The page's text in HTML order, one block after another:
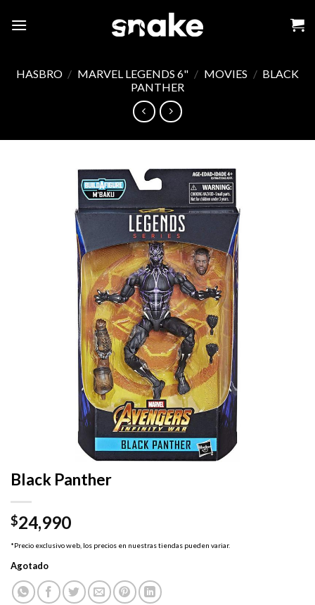
HASBRO / MARVEL LEGENDS 6" / MOVIES / BLACK
PANTHER
Black Panther
$24,990
*Precio exclusivo web, los precios en nuestras tiendas pueden variar.
Agotado